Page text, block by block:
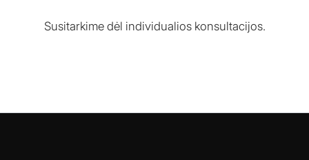
Susitarkime dėl individualios konsultacijos.